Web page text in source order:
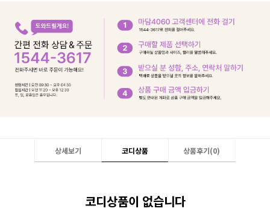
상세보기 코디상품 상품후기(0)
코디상품이 없습니다